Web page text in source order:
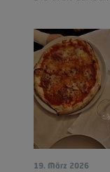
19. März 2026